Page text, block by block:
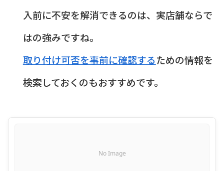
入前に不安を解消できるのは、実店舗ならで
はの強みですね。
取り付け可否を事前に確認するための情報を
検索しておくのもおすすめです。
No Image